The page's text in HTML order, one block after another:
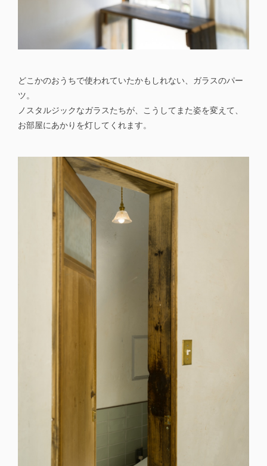
どこかのおうちで使われていたかもしれない、ガラスのパー
ツ。
ノスタルジックなガラスたちが、こうしてまた姿を変えて、
お部屋にあかりを灯してくれます。